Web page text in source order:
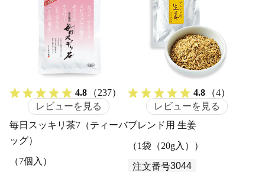
4.8
（237）
レビューを見る
毎日スッキリ茶7（ティーバ
ッグ）
（7個入）
4.8
（4）
レビューを見る
ブレンド用 生姜
（1袋（20g入））
注文番号3044